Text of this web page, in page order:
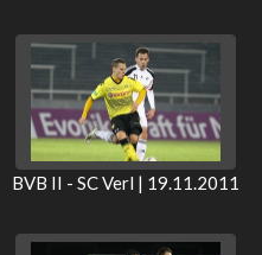
BVB II - SC Verl | 19.11.2011